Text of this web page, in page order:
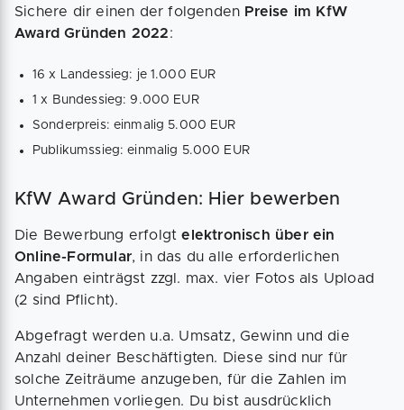
Sichere dir einen der folgenden Preise im KfW
Award Gründen 2022:
16 x Landessieg: je 1.000 EUR
1 x Bundessieg: 9.000 EUR
Sonderpreis: einmalig 5.000 EUR
Publikumssieg: einmalig 5.000 EUR
KfW Award Gründen: Hier bewerben
Die Bewerbung erfolgtelektronisch über ein
Online-Formular, in das du alle erforderlichen
Angaben einträgst zzgl. max. vier Fotos als Upload
(2 sind Pflicht).
Abgefragt werden u.a. Umsatz,­ Gewinn­ und die
Anzahl deiner Beschäftigten. Diese sind nur für
solche Zeiträume anzugeben, für die Zahlen im
Unternehmen vorliegen. Du bist ausdrücklich